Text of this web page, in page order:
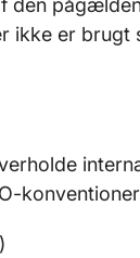
den
ikke er brugt